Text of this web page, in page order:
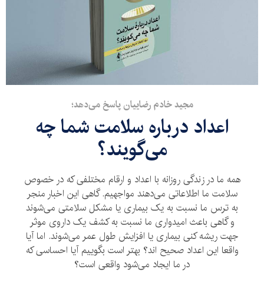
مجید خادم رضاییان پاسخ می‌دهد؛
اعداد درباره سلامت شما چه
می‌گویند؟
همه ما در زندگی روزانه با اعداد و ارقام مختلفی که در خصوص
سلامت ما اطلاعاتی می‌دهند مواجهیم. گاهی این اخبار منجر
به ترس ما نسبت به یک بیماری یا مشکل سلامتی می‌شوند
و گاهی باعث امیدواری ما نسبت به کشف یک داروی موثر
جهت ریشه کنی بیماری یا افزایش طول عمر می‌شوند. اما آیا
واقعا این اعداد صحیح اند؟ بهتر است بگوییم آیا احساسی که
در ما ایجاد می‌شود واقعی است؟